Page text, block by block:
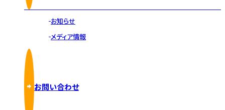
お知らせ
メディア情報
お問い合わせ